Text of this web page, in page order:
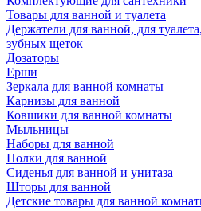
Товары для ванной и туалета
Держатели для ванной, для
зубных щеток
Дозаторы
Ерши
Зеркала для ванной комнаты
Карнизы для ванной
Ковшики для ванной комнаты
Мыльницы
Наборы для ванной
Полки для ванной
Сиденья для ванной и унитаза
Шторы для ванной
Детские товары для ванной